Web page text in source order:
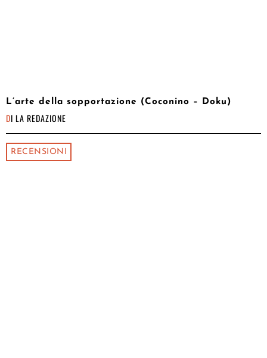
L’arte della sopportazione (Coconino – Doku)
DI LA REDAZIONE
RECENSIONI